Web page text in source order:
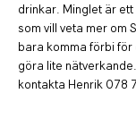
drinkar. Minglet är
som vill veta mer om
bara komma förbi för
göra lite
kontakta Henrik 078